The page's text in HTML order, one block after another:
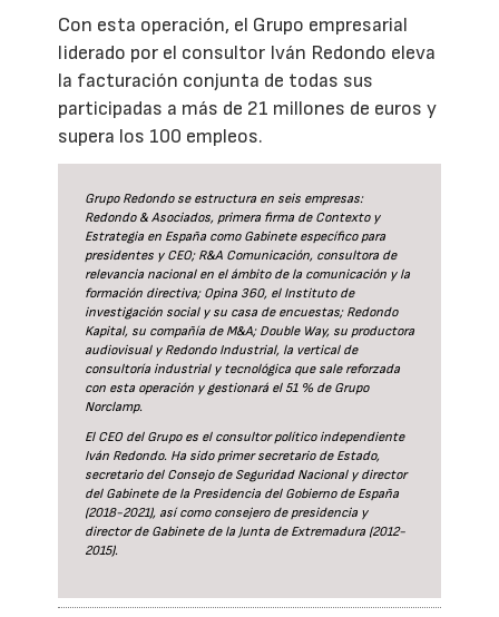
Con esta operación, el Grupo empresarial
liderado por el consultor Iván Redondo eleva
la facturación conjunta de todas sus
participadas a más de 21 millones de euros y
supera los 100 empleos.
Grupo Redondo se estructura en seis empresas:
Redondo & Asociados, primera firma de Contexto y
Estrategia en España como Gabinete específico para
presidentes y CEO; R&A Comunicación, consultora de
relevancia nacional en el ámbito de la comunicación y la
formación directiva; Opina 360, el Instituto de
investigación social y su casa de encuestas; Redondo
Kapital, su compañía de M&A; Double Way, su productora
audiovisual y Redondo Industrial, la vertical de
consultoría industrial y tecnológica que sale reforzada
con esta operación y gestionará el 51 % de Grupo
Norclamp.
El CEO del Grupo es el consultor político independiente
Iván Redondo. Ha sido primer secretario de Estado,
secretario del Consejo de Seguridad Nacional y director
del Gabinete de la Presidencia del Gobierno de España
(2018-2021), así como consejero de presidencia y
director de Gabinete de la Junta de Extremadura (2012-
2015).